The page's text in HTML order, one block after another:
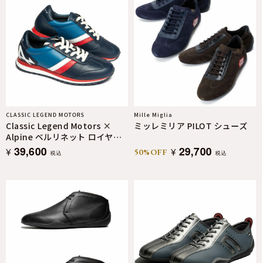
CLASSIC LEGEND MOTORS
Classic Legend Motors ×
Alpine ベルリネット ロイヤル
ブルー
¥ 39,600 税込
Mille Miglia
ミッレミリア PILOT シューズ
50%OFF ¥ 29,700 税込